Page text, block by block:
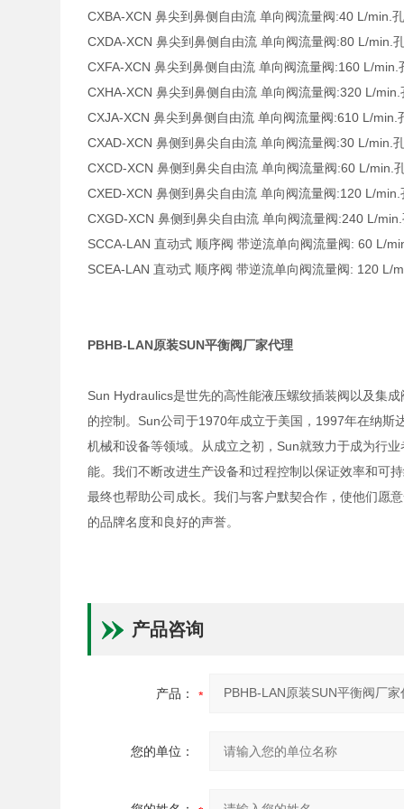
CXBA-XCN 鼻尖到鼻侧自由流 单向阀流量阀:40 L/min.
CXDA-XCN 鼻尖到鼻侧自由流 单向阀流量阀:80 L/min.
CXFA-XCN 鼻尖到鼻侧自由流 单向阀流量阀:160 L/min.
CXHA-XCN 鼻尖到鼻侧自由流 单向阀流量阀:320 L/
CXJA-XCN 鼻尖到鼻侧自由流 单向阀流量阀:610 L/min.
CXAD-XCN 鼻侧到鼻尖自由流 单向阀流量阀:30 L/min.
CXCD-XCN 鼻侧到鼻尖自由流 单向阀流量阀:60 L/min.
CXED-XCN 鼻侧到鼻尖自由流 单向阀流量阀:120 L/min.
CXGD-XCN 鼻侧到鼻尖自由流 单向阀流量阀:240 L/
SCCA-LAN 直动式 顺序阀 带逆流单向阀流量阀: 60 L/
SCEA-LAN 直动式 顺序阀 带逆流单向阀流量阀: 120 L/
PBHB-LAN原装SUN平衡阀厂家代理
Sun Hydraulics是世先的高性能液压螺纹插装阀以及集
的控制。Sun公司于1970年成立于美国，1997年在纳
机械和设备等领域。从成立之初，Sun就致力于成为行
能。我们不断改进生产设备和过程控制以保证效率和可
最终也帮助公司成长。我们与客户默契合作，使他们愿
的品牌名度和良好的声誉。
产品咨询
产品：
您的单位：